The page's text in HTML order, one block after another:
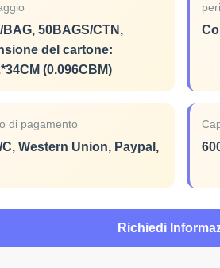
BAG, 50BAGS/CTN,
del cartone:
(0.096CBM)
di pagamento
C, Western Union, Paypal,
Richiedi